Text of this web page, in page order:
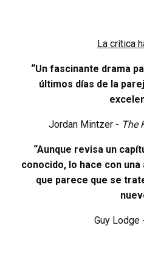
La crítica
“Un fascinante drama
últimos días de la
Jordan Mintzer - The
“Aunque revisa un
conocido, lo hace con
que parece que se
Guy Lodge